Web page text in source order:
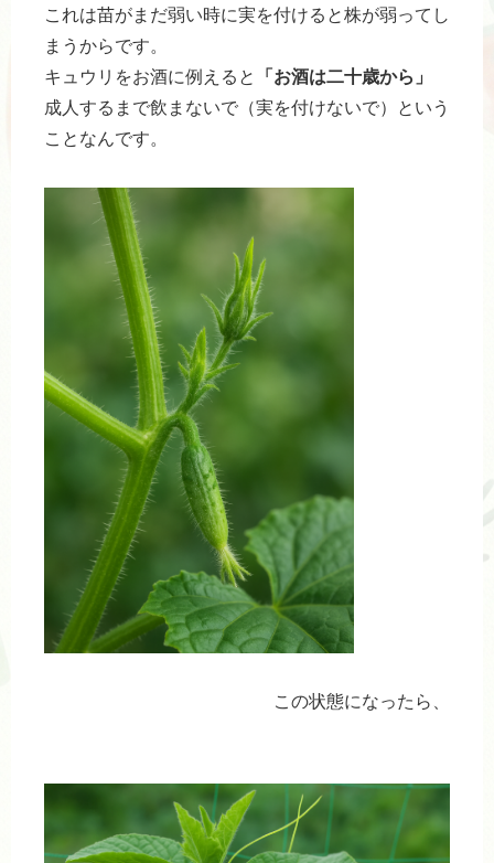
これは苗がまだ弱い時に実を付けると株が弱ってし
まうからです。
キュウリをお酒に例えると
「お酒は二十歳から」
成人するまで飲まないで（実を付けないで）という
ことなんです。
この状態になったら、